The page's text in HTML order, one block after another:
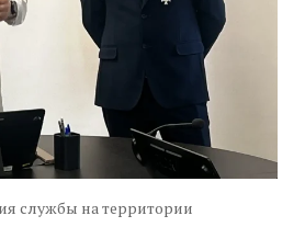
службы на территории